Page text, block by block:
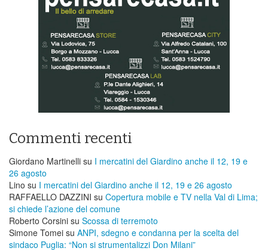
Commenti recenti
Giordano Martinelli su I mercatini del Giardino anche il 12, 19 e
26 agosto
Lino su I mercatini del Giardino anche il 12, 19 e 26 agosto
RAFFAELLO DAZZINI su ​Copertura mobile e TV nella Val di Lima;
si chiede l’azione del comune
Roberto Corsini su Scossa di terremoto
Simone Tomei su ANPI, sdegno e condanna per la scelta del
sindaco Puglia: “Non si strumentalizzi Don Milani”